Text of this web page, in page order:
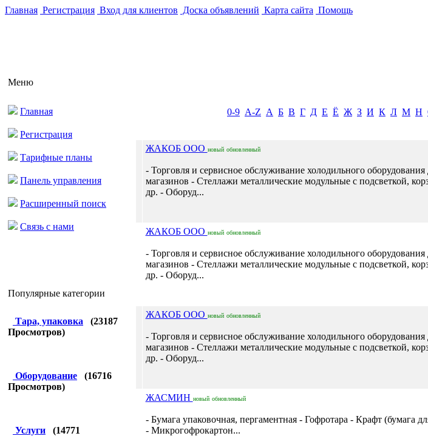
Главная Регистрация Вход для клиентов Доска объявлений Карта сайта Помощь
Меню
Главная
Регистрация
Тарифные планы
Панель управления
Расширенный поиск
Связь с нами
Популярные категории
Тара, упаковка (23187
Просмотров)
Оборудование (16716
Просмотров)
Услуги (14771
0-9 A-Z А Б В Г Д Е Ё Ж З И К Л М Н
ЖАКОБ ООО новый обновленный
- Торговля и сервисное обслуживание холодильного оборудования
магазинов - Стеллажи металлические модульные с подсветкой,
др. - Оборуд...
ЖАКОБ ООО новый обновленный
- Торговля и сервисное обслуживание холодильного оборудования
магазинов - Стеллажи металлические модульные с подсветкой,
др. - Оборуд...
ЖАКОБ ООО новый обновленный
- Торговля и сервисное обслуживание холодильного оборудования
магазинов - Стеллажи металлические модульные с подсветкой,
др. - Оборуд...
ЖАСМИН новый обновленный
- Бумага упаковочная, пергаментная - Гофротара - Крафт (бумага
- Микрогофрокартон...